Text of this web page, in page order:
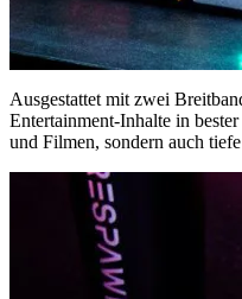
Ausgestattet mit zwei
Entertainment-Inhalte in
und Filmen, sondern auch